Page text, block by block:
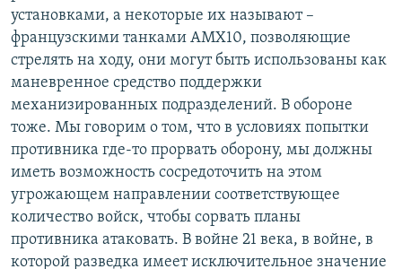
установками, а некоторые их называют –
французскими танками АМХ10, позволяющие
стрелять на ходу, они могут быть использованы как
маневренное средство поддержки
механизированных подразделений. В обороне
тоже. Мы говорим о том, что в условиях попытки
противника где-то прорвать оборону, мы должны
иметь возможность сосредоточить на этом
угрожающем направлении соответствующее
количество войск, чтобы сорвать планы
противника атаковать. В войне 21 века, в войне, в
которой разведка имеет исключительное значение